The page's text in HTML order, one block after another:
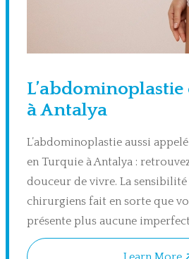
à Antalya
L’abdominoplastie aussi
en Turquie à Antalya :
douceur de vivre. La
chirurgiens fait en sorte que
présente plus aucune